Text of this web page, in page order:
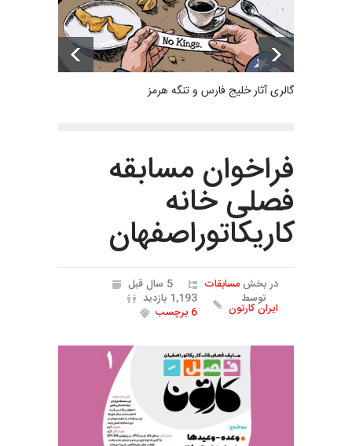
گالری آثار خلیج فارس و تنگه هرمز
فراخوان مسابقه
فصلی خانه
کاریکاتوراصفهان
در بخشمسابقات
5 سال قبل
توسط
ایران کارتون
1,193 بازدید
6 برچسب